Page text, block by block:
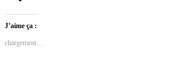
J’aime ça :
chargement…